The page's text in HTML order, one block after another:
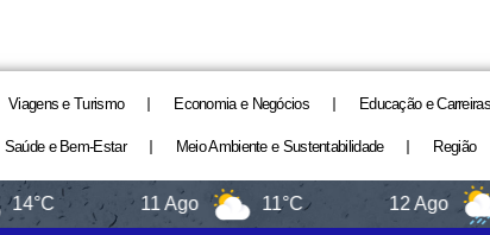
Viagens e Turismo Economia e Negócios Educação e Carreiras
Saúde e Bem-Estar Meio Ambiente e Sustentabilidade Região
11 Ago 11°C 12 Ago